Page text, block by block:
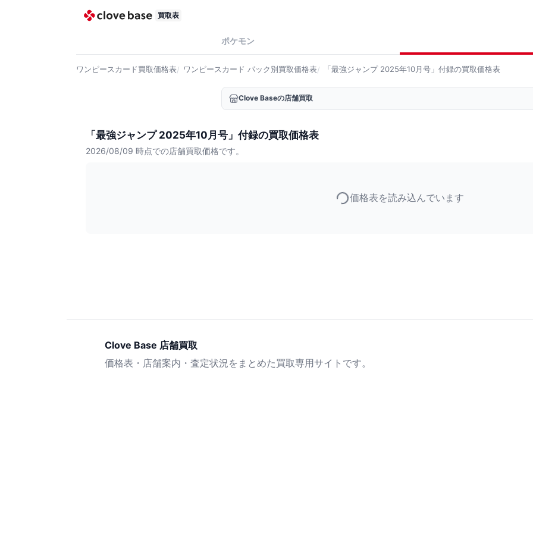
買取表
ポケモン
ワンピースカード買取価格表 ワンピースカード パック別買取価格表 「最強ジャンプ 2025年10月号」付録の買取価格表
Clove Baseの店舗買取
「最強ジャンプ 2025年10月号」付録の買取価格表
2026/08/09 時点での店舗買取価格です。
価格表を読み込んでいます
Clove Base 店舗買取
価格表・店舗案内・査定状況をまとめた買取専用サイトです。